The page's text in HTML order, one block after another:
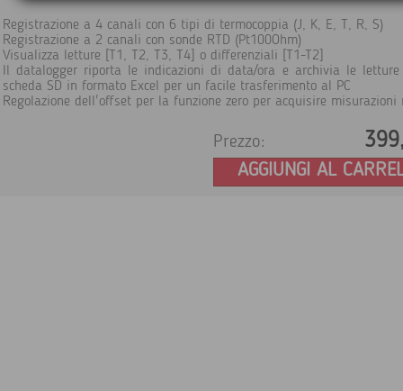
Registrazione a 4 canali con 6 tipi di termocoppia (J, K, E, T, R, S)
Registrazione a 2 canali con sonde RTD (Pt100Ohm)
Visualizza letture [T1, T2, T3, T4] o differenziali [T1-T2]
Il datalogger riporta le indicazioni di data/ora e archivia le
scheda SD in formato Excel per un facile trasferimento al PC
Regolazione dell'offset per la funzione zero per acquisire misurazioni
Prezzo:
AGGIUNGI AL